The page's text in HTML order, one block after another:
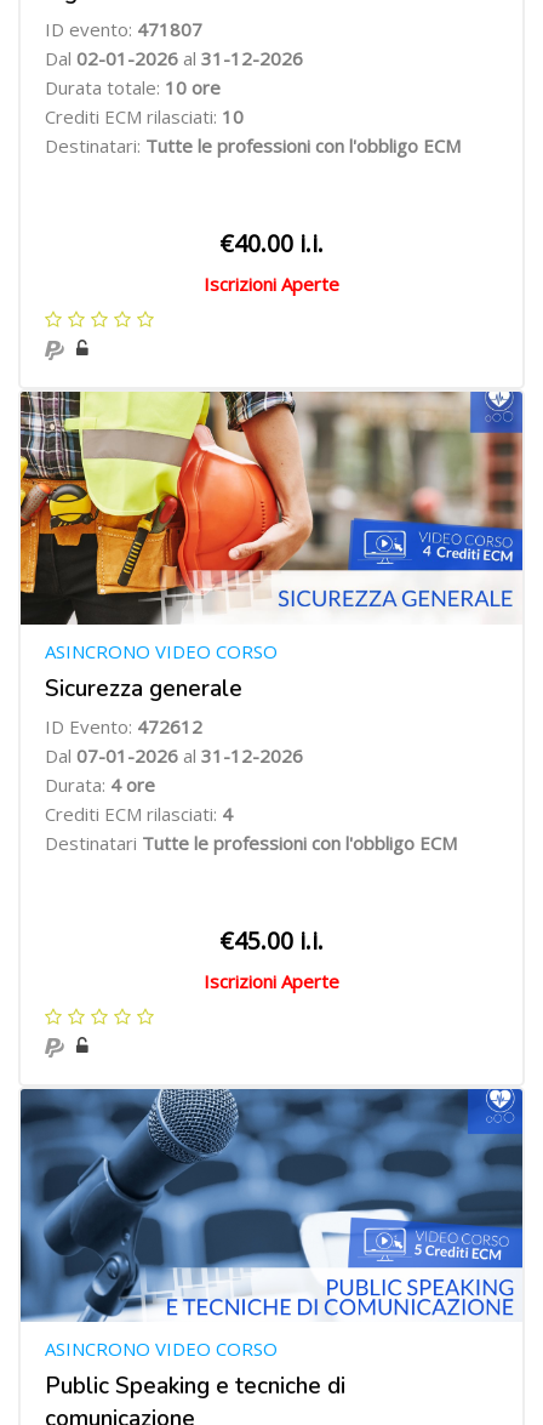
ID evento: 471807
Dal 02-01-2026 al 31-12-2026
Durata totale: 10 ore
Crediti ECM rilasciati: 10
Destinatari: Tutte le professioni con l'obbligo ECM
€40.00 i.i.
Iscrizioni Aperte
Sicurezza generale
ASINCRONO VIDEO CORSO
ID Evento: 472612
Dal 07-01-2026 al 31-12-2026
Durata: 4ore
Crediti ECM rilasciati: 4
Destinatari Tutte le professioni con l'obbligo ECM
€45.00 i.i.
Iscrizioni Aperte
Public Speaking e tecniche di
ASINCRONO VIDEO CORSO